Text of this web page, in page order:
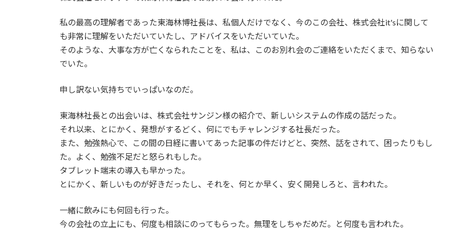
私の最高の理解者であった東海林博社長は、私個人だけでなく、今のこの会社、株式会社it'sに関して
も非常に理解をいただいていたし、アドバイスをいただいていた。
そのような、大事な方が亡くなられたことを、私は、このお別れ会のご連絡をいただくまで、知らない
でいた。
申し訳ない気持ちでいっぱいなのだ。
東海林社長との出会いは、株式会社サンジン様の紹介で、新しいシステムの作成の話だった。
それ以来、とにかく、発想がするどく、何にでもチャレンジする社長だった。
また、勉強熱心で、この間の日経に書いてあった記事の件だけどと、突然、話をされて、困ったりもし
た。よく、勉強不足だと怒られもした。
タブレット端末の導入も早かった。
とにかく、新しいものが好きだったし、それを、何とか早く、安く開発しろと、言われた。
一緒に飲みにも何回も行った。
今の会社の立上にも、何度も相談にのってもらった。無理をしちゃだめだ。と何度も言われた。